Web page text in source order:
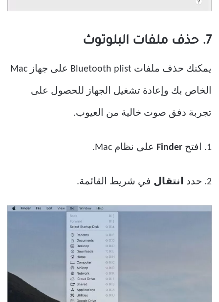
7. حذف ملفات البلوتوث
يمكنك حذف ملفات Bluetooth plist على جهاز Mac
الخاص بك وإعادة تشغيل الجهاز للحصول على
تجربة دفق صوت خالية من العيوب.
1. افتح Finder على نظام Mac.
2. حدد انتقال في شريط القائمة.